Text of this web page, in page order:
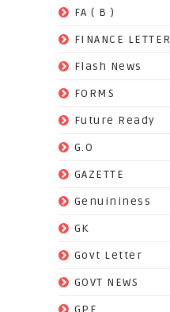
FA ( B )
FINANCE LETTER
Flash News
FORMS
Future Ready
G.O
GAZETTE
Genuininess
GK
Govt Letter
GOVT NEWS
GPF